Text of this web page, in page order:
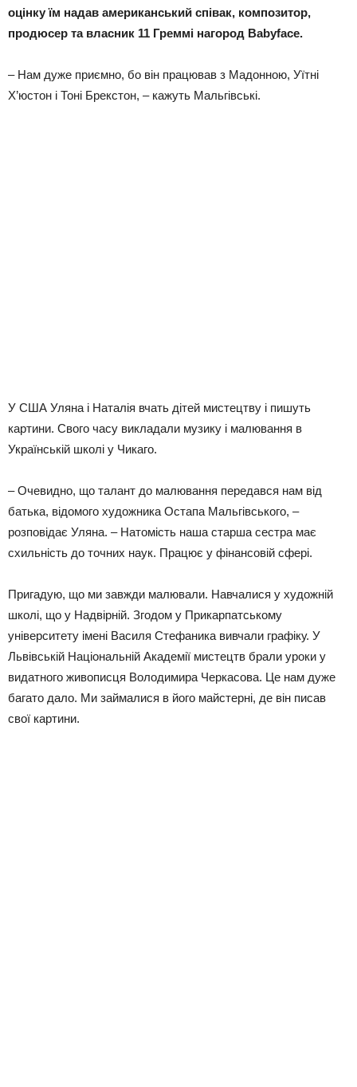
оцінку їм надав американський співак, композитор,
продюсер та власник 11 Греммі нагород Babyface.
– Нам дуже приємно, бо він працював з Мадонною, Уїтні
Х’юстон і Тоні Брекстон, – кажуть Мальгівські.
У США Уляна і Наталія вчать дітей мистецтву і пишуть
картини. Свого часу викладали музику і малювання в
Українській школі у Чикаго.
– Очевидно, що талант до малювання передався нам від
батька, відомого художника Остапа Мальгівського, –
розповідає Уляна. – Натомість наша старша сестра має
схильність до точних наук. Працює у фінансовій сфері.
Пригадую, що ми завжди малювали. Навчалися у художній
школі, що у Надвірній. Згодом у Прикарпатському
університету імені Василя Стефаника вивчали графіку. У
Львівській Національній Академії мистецтв брали уроки у
видатного живописця Володимира Черкасова. Це нам дуже
багато дало. Ми займалися в його майстерні, де він писав
свої картини.